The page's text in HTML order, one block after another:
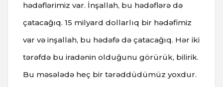
hədəflərimiz var. İnşallah, bu hədəflərə də
çatacağıq. 15 milyard dollarlıq bir hədəfimiz
var və inşallah, bu hədəfə də çatacağıq. Hər iki
tərəfdə bu iradənin olduğunu görürük, bilirik.
Bu məsələdə heç bir tərəddüdümüz yoxdur.